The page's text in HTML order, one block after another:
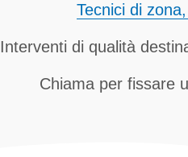
Tecnici di
Interventi di qualità
Chiama per fissare